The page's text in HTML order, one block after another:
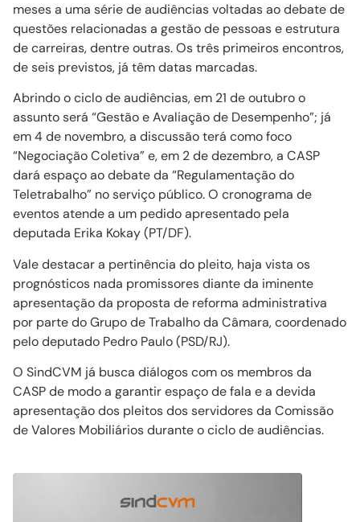
meses a uma série de audiências voltadas ao debate de
questões relacionadas a gestão de pessoas e estrutura
de carreiras, dentre outras. Os três primeiros encontros,
de seis previstos, já têm datas marcadas.
Abrindo o ciclo de audiências, em 21 de outubro o
assunto será “Gestão e Avaliação de Desempenho”; já
em 4 de novembro, a discussão terá como foco
“Negociação Coletiva” e, em 2 de dezembro, a CASP
dará espaço ao debate da “Regulamentação do
Teletrabalho” no serviço público. O cronograma de
eventos atende a um pedido apresentado pela
deputada Erika Kokay (PT/DF).
Vale destacar a pertinência do pleito, haja vista os
prognósticos nada promissores diante da iminente
apresentação da proposta de reforma administrativa
por parte do Grupo de Trabalho da Câmara, coordenado
pelo deputado Pedro Paulo (PSD/RJ).
O SindCVM já busca diálogos com os membros da
CASP de modo a garantir espaço de fala e a devida
apresentação dos pleitos dos servidores da Comissão
de Valores Mobiliários durante o ciclo de audiências.